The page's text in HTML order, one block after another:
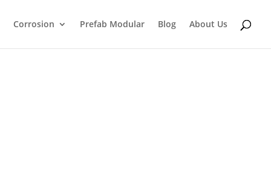
Corrosion Prefab Modular Blog About Us